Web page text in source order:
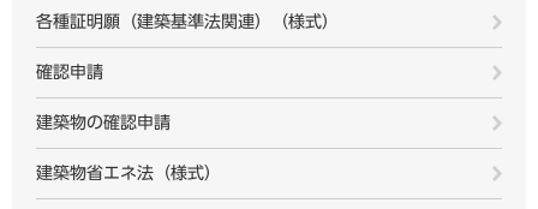
各種証明願（建築基準法関連）（様式）
確認申請
建築物の確認申請
建築物省エネ法（様式）